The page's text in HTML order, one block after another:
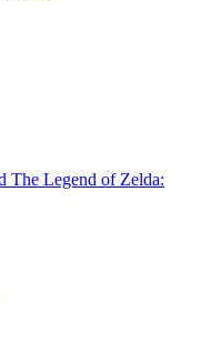
The Legend of Zelda: